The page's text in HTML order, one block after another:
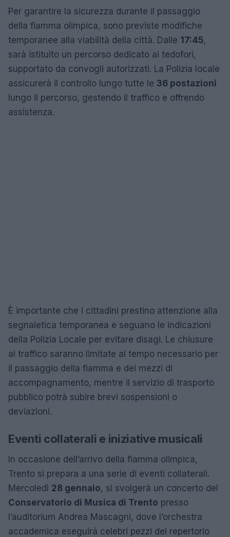
Per garantire la sicurezza durante il passaggio
della fiamma olimpica, sono previste modifiche
temporanee alla viabilità della città. Dalle 17:45,
sarà istituito un percorso dedicato ai tedofori,
supportato da convogli autorizzati. La Polizia locale
assicurerà il controllo lungo tutte le 36 postazioni
lungo il percorso, gestendo il traffico e offrendo
assistenza.
È importante che i cittadini prestino attenzione alla
segnaletica temporanea e seguano le indicazioni
della Polizia Locale per evitare disagi. Le chiusure
al traffico saranno limitate al tempo necessario per
il passaggio della fiamma e dei mezzi di
accompagnamento, mentre il servizio di trasporto
pubblico potrà subire brevi sospensioni o
deviazioni.
Eventi collaterali e iniziative musicali
In occasione dell’arrivo della fiamma olimpica,
Trento si prepara a una serie di eventi collaterali.
Mercoledì 28 gennaio, si svolgerà un concerto del
Conservatorio di Musica di Trento presso
l’auditorium Andrea Mascagni, dove l’orchestra
accademica eseguirà celebri pezzi del repertorio